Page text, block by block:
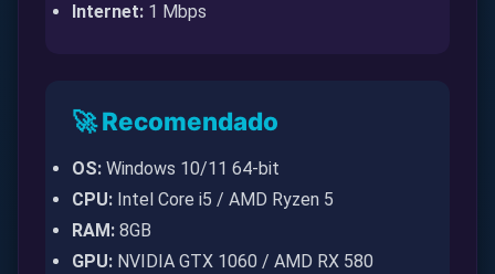
Internet: 1 Mbps
🚀 Recomendado
OS: Windows 10/11 64-bit
CPU: Intel Core i5 / AMD Ryzen 5
RAM: 8GB
GPU: NVIDIA GTX 1060 / AMD RX 580